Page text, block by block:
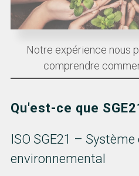
Notre expérience nous
comprendre
Qu'est-ce que
ISO SGE21 –
environnemental